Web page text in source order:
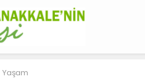
Yaşam